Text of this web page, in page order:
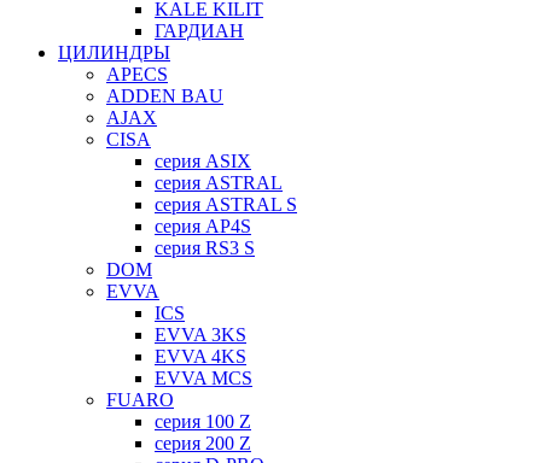
KALE KILIT
ГАРДИАН
ЦИЛИНДРЫ
APECS
ADDEN BAU
AJAX
CISA
серия ASIX
серия ASTRAL
серия ASTRAL S
серия AP4S
серия RS3 S
DOM
EVVA
ICS
EVVA 3KS
EVVA 4KS
EVVA MCS
FUARO
серия 100 Z
серия 200 Z